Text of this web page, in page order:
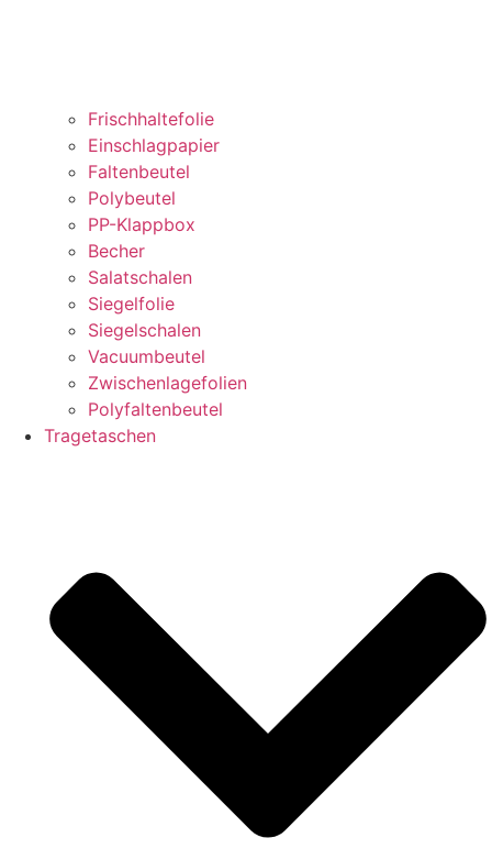
Frischhaltefolie
Einschlagpapier
Faltenbeutel
Polybeutel
PP-Klappbox
Becher
Salatschalen
Siegelfolie
Siegelschalen
Vacuumbeutel
Zwischenlagefolien
Polyfaltenbeutel
Tragetaschen